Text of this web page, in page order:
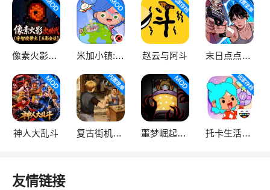
像素火影次世代 米加小镇:世界 赵云与阿斗 末日点点（辅助菜单）
神人大乱斗 复古街机大亨 噩梦崛起：生存 托卡生活：世界
友情链接